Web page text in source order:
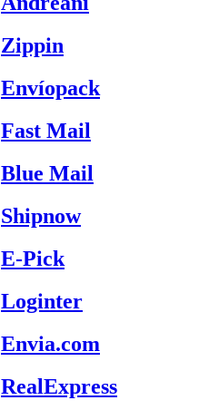
Zippin
Envíopack
Fast Mail
Blue Mail
Shipnow
E-Pick
Loginter
Envia.com
RealExpress